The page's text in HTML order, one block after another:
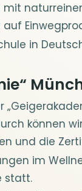
mit
in De
können
und die
im
statt.